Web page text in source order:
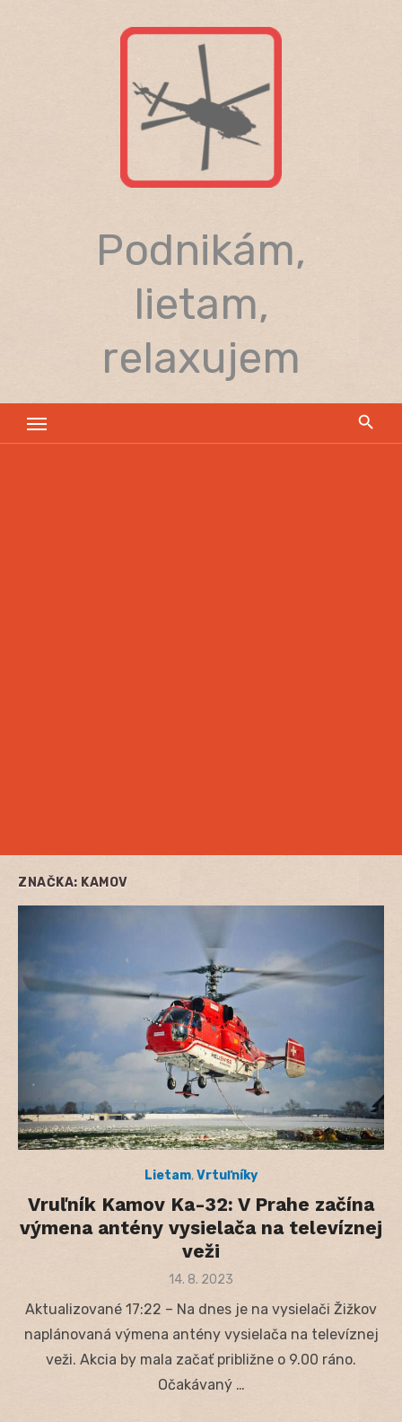
Podnikám,
lietam,
relaxujem
ZNAČKA: KAMOV
Lietam,Vrtuľníky
Vruľník Kamov Ka-32: V Prahe začína
výmena antény vysielača na televíznej
veži
Posted
14. 8. 2023
Aktualizované 17:22 – Na dnes je na vysielači Žižkov
naplánovaná výmena antény vysielača na televíznej
veži. Akcia by mala začať približne o 9.00 ráno.
Očakávaný …